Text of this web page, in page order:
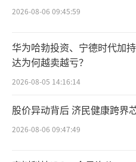
同仁堂医药工业
幅度同比增长，为
布看，境内收入同比
现21.52%大幅度增长。
中药巨头的发展展
华润三九尽管上
低及零售渠道调整影
2026-08-06 09:45:59
华为哈勃投资、宁德时代加
达为何越卖越亏？
2026-08-05 14:16:14
股价异动背后 济民健康跨界
2026-08-06 09:47:49